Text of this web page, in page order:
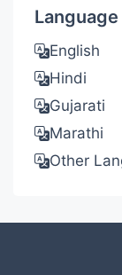
Language
English
Hindi
Gujarati
Marathi
Other